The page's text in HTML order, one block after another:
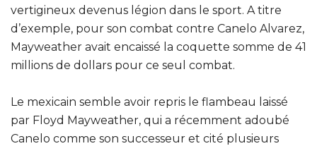
vertigineux devenus légion dans le sport. A titre
d’exemple, pour son combat contre Canelo Alvarez,
Mayweather avait encaissé la coquette somme de 41
millions de dollars pour ce seul combat.
Le mexicain semble avoir repris le flambeau laissé
par Floyd Mayweather, qui a récemment adoubé
Canelo comme son successeur et cité plusieurs